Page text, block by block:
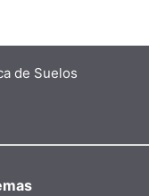
de Suelos